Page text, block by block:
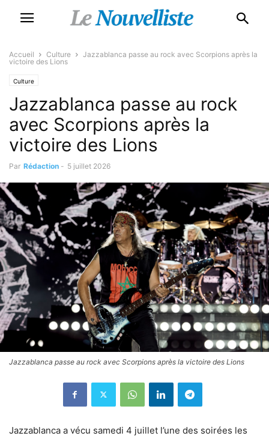
Accueil Culture
Jazzablanca passe au rock avec Scorpions après la
victoire des Lions
Culture
Jazzablanca passe au rock
avec Scorpions après la
victoire des Lions
Par Rédaction - 5 juillet 2026
Jazzablanca passe au rock avec Scorpions après la victoire des Lions
Jazzablanca a vécu samedi 4 juillet l’une des soirées les